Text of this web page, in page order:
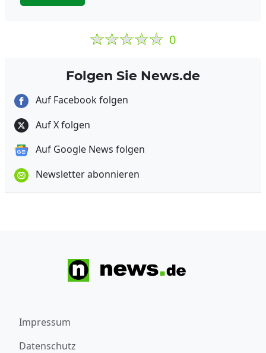
0
Folgen Sie News.de
Auf Facebook folgen
Auf X folgen
Auf Google News folgen
Newsletter abonnieren
Impressum
Datenschutz